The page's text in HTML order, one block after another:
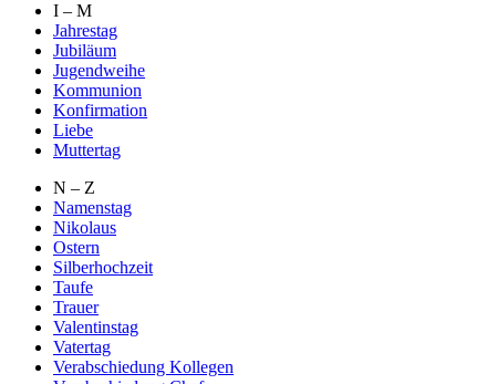
I – M
Jahrestag
Jubiläum
Jugendweihe
Kommunion
Konfirmation
Liebe
Muttertag
N – Z
Namenstag
Nikolaus
Ostern
Silberhochzeit
Taufe
Trauer
Valentinstag
Vatertag
Verabschiedung Kollegen